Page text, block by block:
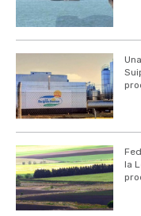
la